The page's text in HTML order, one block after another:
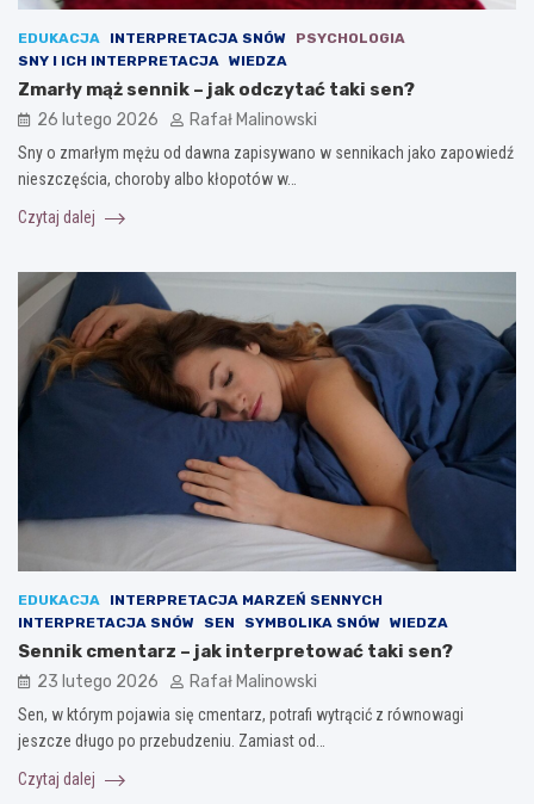
EDUKACJA INTERPRETACJA SNÓW
PSYCHOLOGIA
SNY I ICH INTERPRETACJA WIEDZA
Zmarły mąż sennik – jak odczytać taki sen?
26 lutego 2026 Rafał Malinowski
Sny o zmarłym mężu od dawna zapisywano w sennikach jako zapowiedź
nieszczęścia, choroby albo kłopotów w…
Czytaj dalej
EDUKACJA
INTERPRETACJA MARZEŃ SENNYCH
INTERPRETACJA SNÓW
SEN SYMBOLIKA SNÓW WIEDZA
Sennik cmentarz – jak interpretować taki sen?
23 lutego 2026 Rafał Malinowski
Sen, w którym pojawia się cmentarz, potrafi wytrącić z równowagi
jeszcze długo po przebudzeniu. Zamiast od…
Czytaj dalej